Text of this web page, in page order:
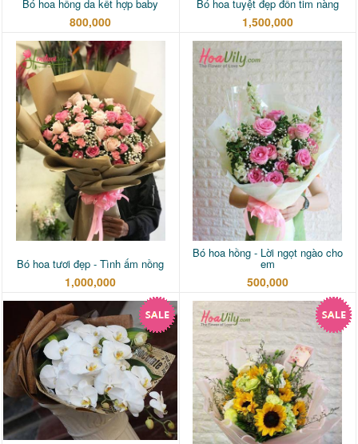
Bó hoa hồng da kết hợp baby
800,000
Bó hoa tuyệt đẹp đốn tim nàng
1,500,000
Bó hoa tươi đẹp - Tình ấm nồng
1,000,000
Bó hoa hồng - Lời ngọt ngào cho
em
500,000